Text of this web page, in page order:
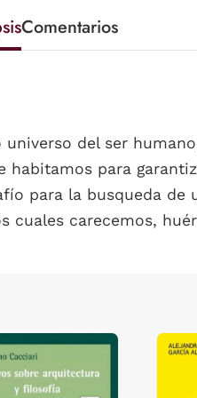
Comentarios
del ser
para
para la busqueda de
cuales carecemos,